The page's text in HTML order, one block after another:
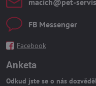
FB Messenger
Facebook
Anketa
Odkud jste se o nás